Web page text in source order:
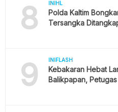
8 INIHL
Polda Kaltim
Tersangka
9 INIFLASH
Kebakaran Hebat
Balikpapan,